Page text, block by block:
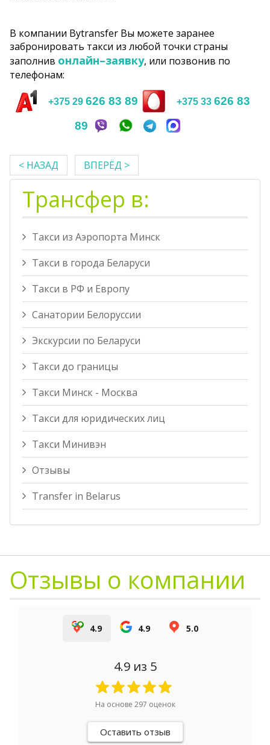
В компании Bytransfer Вы можете заранее
забронировать такси из любой точки страны
заполнив онлайн–заявку, или позвонив по
телефонам:
+375 29 626 83 89 +375 33 626 83
89
< НАЗАД ВПЕРЁД >
Трансфер в:
Такси из Аэропорта Минск
Такси в города Беларуси
Такси в РФ и Европу
Санатории Белоруссии
Экскурсии по Беларуси
Такси до границы
Такси Минск - Москва
Такси для юридических лиц
Такси Минивэн
Отзывы
Transfer in Belarus
Отзывы о компании
4.9 4.9 5.0
4.9из 5
На основе 297 оценок
Оставить отзыв